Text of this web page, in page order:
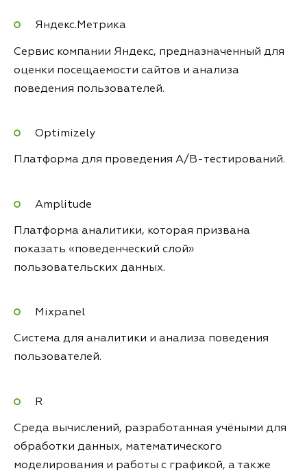
Яндекс.Метрика
Сервис компании Яндекс, предназначенный для
оценки посещаемости сайтов и анализа
поведения пользователей.
Optimizely
Платформа для проведения A/B-тестирований.
Amplitude
Платформа аналитики, которая призвана
показать «поведенческий слой»
пользовательских данных.
Mixpanel
Система для аналитики и анализа поведения
пользователей.
R
Среда вычислений, разработанная учёными для
обработки данных, математического
моделирования и работы с графикой, а также